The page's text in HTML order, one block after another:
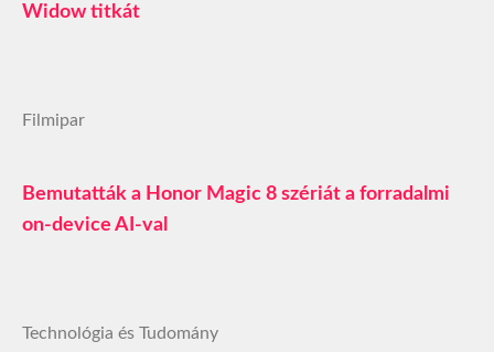
Widow titkát
Filmipar
Bemutatták a Honor Magic 8 szériát a forradalmi
on-device AI-val
Technológia és Tudomány